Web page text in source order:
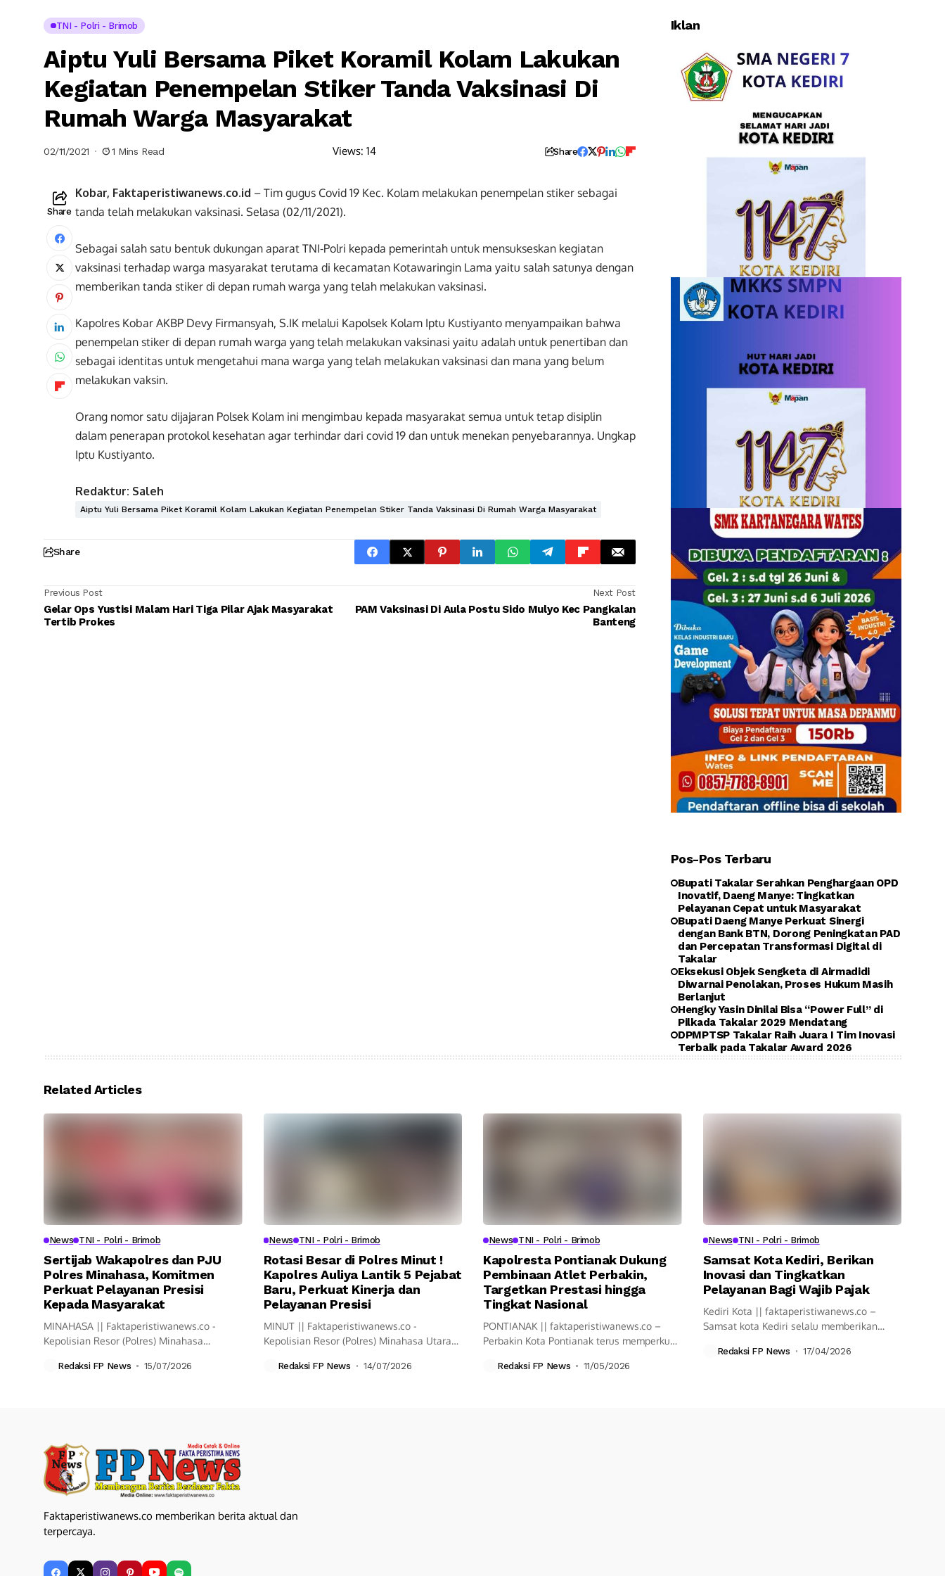
TNI - Polri - Brimob
Aiptu Yuli Bersama Piket Koramil Kolam Lakukan
Kegiatan Penempelan Stiker Tanda Vaksinasi Di
Rumah Warga Masyarakat
02/11/2021 1 Mins Read Views: 14 Share
Share
Kobar, Faktaperistiwanews.co.id – Tim gugus Covid 19 Kec. Kolam melakukan penempelan stiker sebagai
tanda telah melakukan vaksinasi. Selasa (02/11/2021).
Sebagai salah satu bentuk dukungan aparat TNI-Polri kepada pemerintah untuk mensukseskan kegiatan
vaksinasi terhadap warga masyarakat terutama di kecamatan Kotawaringin Lama yaitu salah satunya dengan
memberikan tanda stiker di depan rumah warga yang telah melakukan vaksinasi.
Kapolres Kobar AKBP Devy Firmansyah, S.IK melalui Kapolsek Kolam Iptu Kustiyanto menyampaikan bahwa
penempelan stiker di depan rumah warga yang telah melakukan vaksinasi yaitu adalah untuk penertiban dan
sebagai identitas untuk mengetahui mana warga yang telah melakukan vaksinasi dan mana yang belum
melakukan vaksin.
Orang nomor satu dijajaran Polsek Kolam ini mengimbau kepada masyarakat semua untuk tetap disiplin
dalam penerapan protokol kesehatan agar terhindar dari covid 19 dan untuk menekan penyebarannya. Ungkap
Iptu Kustiyanto.
Redaktur: Saleh
Aiptu Yuli Bersama Piket Koramil Kolam Lakukan Kegiatan Penempelan Stiker Tanda Vaksinasi Di Rumah Warga Masyarakat
Share
Previous Post
Gelar Ops Yustisi Malam Hari Tiga Pilar Ajak Masyarakat
Tertib Prokes
Next Post
PAM Vaksinasi Di Aula Postu Sido Mulyo Kec Pangkalan
Banteng
Iklan
Pos-Pos Terbaru
Bupati Takalar Serahkan Penghargaan OPD
Inovatif, Daeng Manye: Tingkatkan
Pelayanan Cepat untuk Masyarakat
Bupati Daeng Manye Perkuat Sinergi
dengan Bank BTN, Dorong Peningkatan PAD
dan Percepatan Transformasi Digital di
Takalar
Eksekusi Objek Sengketa di Airmadidi
Diwarnai Penolakan, Proses Hukum Masih
Berlanjut
Hengky Yasin Dinilai Bisa “Power Full” di
Pilkada Takalar 2029 Mendatang
DPMPTSP Takalar Raih Juara I Tim Inovasi
Terbaik pada Takalar Award 2026
Related Articles
News TNI - Polri - Brimob
Sertijab Wakapolres dan PJU
Polres Minahasa, Komitmen
Perkuat Pelayanan Presisi
Kepada Masyarakat
MINAHASA || Faktaperistiwanews.co -
Kepolisian Resor (Polres) Minahasa
Jabatan...
Redaksi FP News 15/07/2026
News TNI - Polri - Brimob
Rotasi Besar di Polres Minut !
Kapolres Auliya Lantik 5 Pejabat
Baru, Perkuat Kinerja dan
Pelayanan Presisi
MINUT || Faktaperistiwanews.co -
Kepolisian Resor (Polres) Minahasa Utara
Redaksi FP News 14/07/2026
News TNI - Polri - Brimob
Kapolresta Pontianak Dukung
Pembinaan Atlet Perbakin,
Targetkan Prestasi hingga
Tingkat Nasional
PONTIANAK || faktaperistiwanews.co –
Perbakin Kota Pontianak terus memperkuat
Redaksi FP News 11/05/2026
News TNI - Polri - Brimob
Samsat Kota Kediri, Berikan
Inovasi dan Tingkatkan
Pelayanan Bagi Wajib Pajak
Kediri Kota || faktaperistiwanews.co –
Samsat kota Kediri selalu memberikan
Redaksi FP News 17/04/2026
Faktaperistiwanews.co memberikan berita aktual dan
terpercaya.